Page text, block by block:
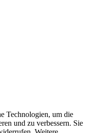
Technologien, um die
und zu verbessern. Sie